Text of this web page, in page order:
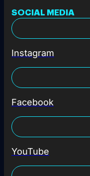
SOCIAL MEDIA
Instagram
Facebook
YouTube